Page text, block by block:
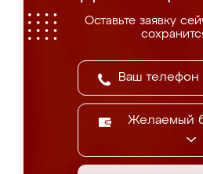
Оставьте заявку
Желаемый